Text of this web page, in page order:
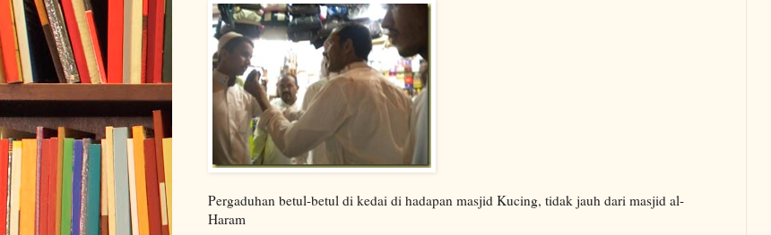
Pergaduhan betul-betul di kedai di hadapan masjid Kucing, tidak jauh dari masjid al-
Haram